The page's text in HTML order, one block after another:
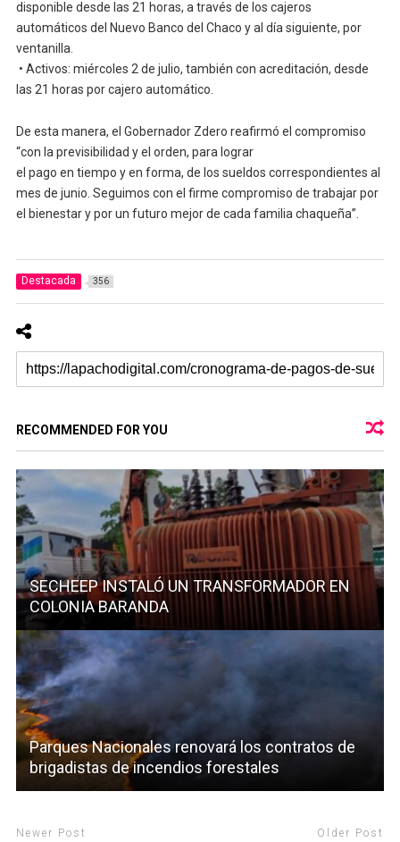
disponible desde las 21 horas, a través de los cajeros
automáticos del Nuevo Banco del Chaco y al día siguiente, por
ventanilla.
• Activos: miércoles 2 de julio, también con acreditación, desde
las 21 horas por cajero automático.
De esta manera, el Gobernador Zdero reafirmó el compromiso
“con la previsibilidad y el orden, para lograr
el pago en tiempo y en forma, de los sueldos correspondientes al
mes de junio. Seguimos con el firme compromiso de trabajar por
el bienestar y por un futuro mejor de cada familia chaqueña”.
Destacada 356
RECOMMENDED FOR YOU
SECHEEP INSTALÓ UN TRANSFORMADOR EN
COLONIA BARANDA
Parques Nacionales renovará los contratos de
brigadistas de incendios forestales
Newer Post Older Post